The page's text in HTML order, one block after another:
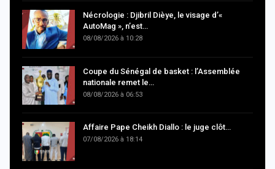
Nécrologie : Djibril Dièye, le visage d’«
AutoMag », n’est…
08/08/2026 à 10:28
Coupe du Sénégal de basket : l’Assemblée
nationale remet le…
08/08/2026 à 06:53
Affaire Pape Cheikh Diallo : le juge clôt…
07/08/2026 à 18:14